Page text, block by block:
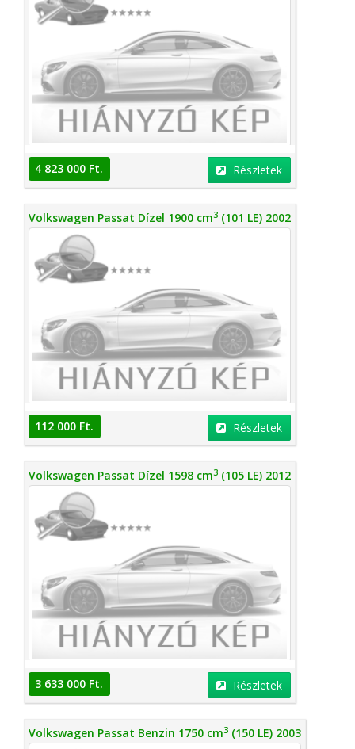
4 823 000 Ft. Részletek
Volkswagen Passat Dízel 1900 cm3 (101 LE) 2002
112 000 Ft. Részletek
Volkswagen Passat Dízel 1598 cm3 (105 LE) 2012
3 633 000 Ft. Részletek
Volkswagen Passat Benzin 1750 cm3 (150 LE) 2003